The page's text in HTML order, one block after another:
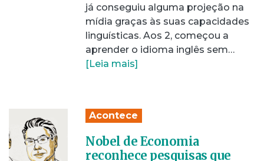
já conseguiu alguma projeção na
mídia graças às suas capacidades
linguísticas. Aos 2, começou a
aprender o idioma inglês sem…
[Leia mais]
Acontece
Nobel de Economia
reconhece pesquisas que